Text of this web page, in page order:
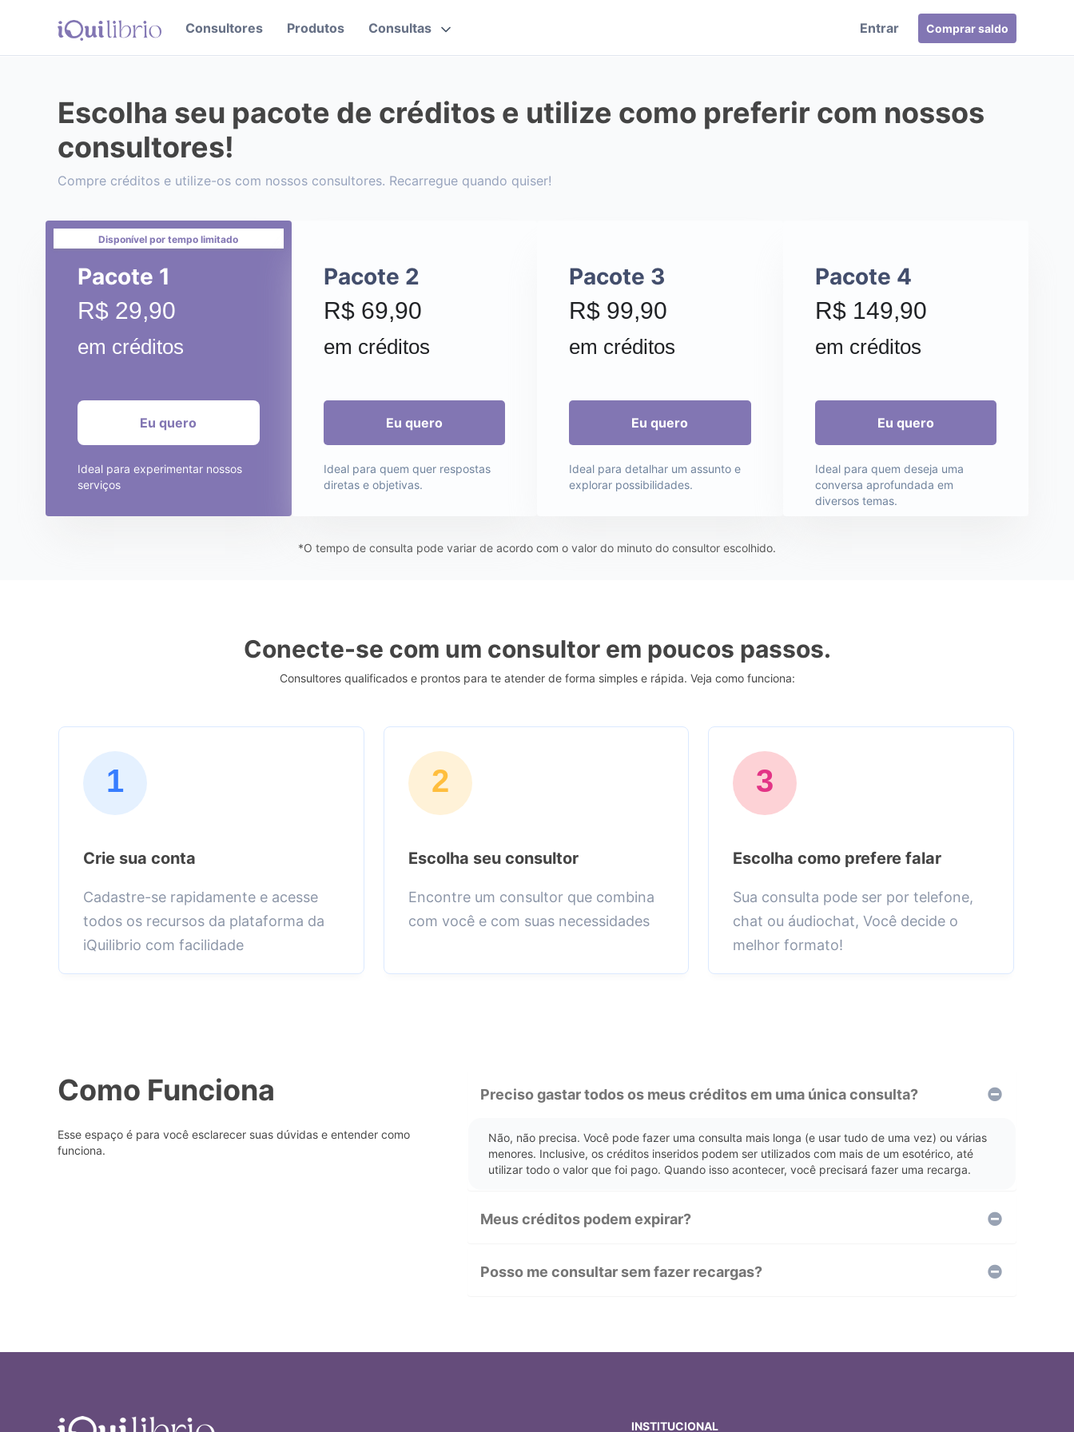
Consultores Produtos Consultas Entrar Comprar saldo
Escolha seu pacote de créditos e utilize como preferir com nossos
consultores!
Compre créditos e utilize-os com nossos consultores. Recarregue quando quiser!
Disponível por tempo limitado
Pacote 1
R$ 29,90
em créditos
Ideal para experimentar nossos
serviços
Pacote 2
R$ 69,90
em créditos
Ideal para quem quer respostas
diretas e objetivas.
Pacote 3
R$ 99,90
em créditos
Ideal para detalhar um assunto e
explorar possibilidades.
Pacote 4
R$ 149,90
em créditos
Ideal para quem deseja uma
conversa aprofundada em
diversos temas.
*O tempo de consulta pode variar de acordo com o valor do minuto do consultor escolhido.
Conecte-se com um consultor em poucos passos.
Consultores qualificados e prontos para te atender de forma simples e rápida. Veja como funciona:
1
Crie sua conta
Cadastre-se rapidamente e acesse
todos os recursos da plataforma da
iQuilibrio com facilidade
2
Escolha seu consultor
Encontre um consultor que combina
com você e com suas necessidades
3
Escolha como prefere falar
Sua consulta pode ser por telefone,
chat ou áudiochat, Você decide o
melhor formato!
Como Funciona
Esse espaço é para você esclarecer suas dúvidas e entender como
funciona.
Preciso gastar todos os meus créditos em uma única consulta?
Não, não precisa. Você pode fazer uma consulta mais longa (e usar tudo de uma vez) ou várias
menores. Inclusive, os créditos inseridos podem ser utilizados com mais de um esotérico, até
utilizar todo o valor que foi pago. Quando isso acontecer, você precisará fazer uma recarga.
Meus créditos podem expirar?
Posso me consultar sem fazer recargas?
INSTITUCIONAL